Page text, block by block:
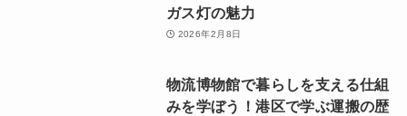
ガス灯の魅力
2026年2月8日
物流博物館で暮らしを支える仕組
みを学ぼう！港区で学ぶ運搬の歴